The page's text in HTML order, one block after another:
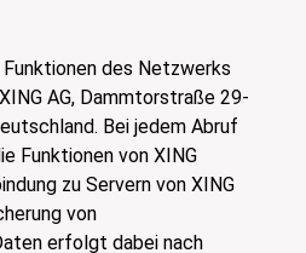
des Netzwerks
AG, Dammtorstraße 29-
Bei jedem Abruf
Funktionen von XING
zu Servern von XING
von
erfolgt dabei nach